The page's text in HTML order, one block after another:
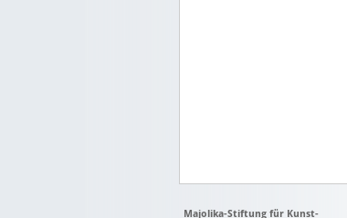
Majolika-Stiftung für Kunst-